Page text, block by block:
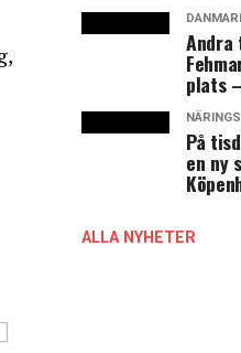
plats
På
en ny
ALLA NYHETER